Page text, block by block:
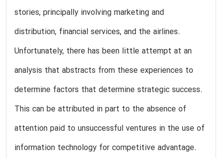
stories, principally involving marketing and
distribution, financial services, and the airlines.
Unfortunately, there has been little attempt at an
analysis that abstracts from these experiences to
determine factors that determine strategic success.
This can be attributed in part to the absence of
attention paid to unsuccessful ventures in the use of
information technology for competitive advantage.